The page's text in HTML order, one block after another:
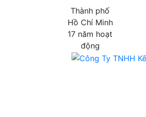
Thành phố
Hồ Chí Minh
17 năm hoạt
động